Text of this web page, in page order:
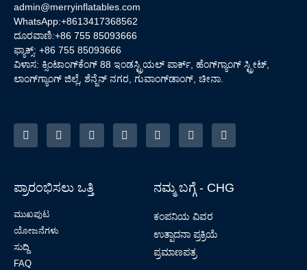
admin@merryinflatables.com
WhatsApp:+8613417368562
ದೂರವಾಣಿ:+86 755 85093666
ಫ್ಯಾಕ್ಸ್: +86 755 85093666
ವಿಳಾಸ: ಕ್ಸಿಂಟಾಂಗ್‌ಕೆಂಗ್ 88 ಇಂಡಸ್ಟ್ರಿಯಲ್ ಪಾರ್ಕ್, ಹೆಂಗ್‌ಗ್ಯಾಂಗ್ ಸ್ಟ್ರೀಟ್,
ಲಾಂಗ್‌ಗ್ಯಾಂಗ್ ಜಿಲ್ಲೆ, ಶೆನ್ಜೆನ್ ನಗರ, ಗುವಾಂಗ್‌ಡಾಂಗ್, ಚೀನಾ.
ಪ್ರಾರಂಭಿಸಲು ಒತ್ತಿ
ಮುಖಪುಟ
ಯೋಜನೆಗಳು
ಸುದ್ದಿ
FAQ
ನಮ್ಮ ಬಗ್ಗೆ - CHG
ಕಂಪನಿಯ ವಿವರ
ಉತ್ಪಾದನಾ ಪ್ರಕ್ರಿಯೆ
ಪ್ರಮಾಣಪತ್ರ